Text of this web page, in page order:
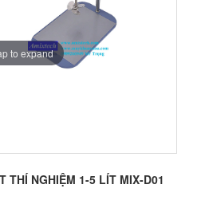
to expand
THÍ NGHIỆM 1-5 LÍT MIX-D01